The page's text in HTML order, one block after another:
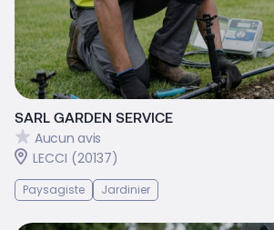
SARL GARDEN SERVICE
Aucun avis
LECCI (20137)
Paysagiste Jardinier